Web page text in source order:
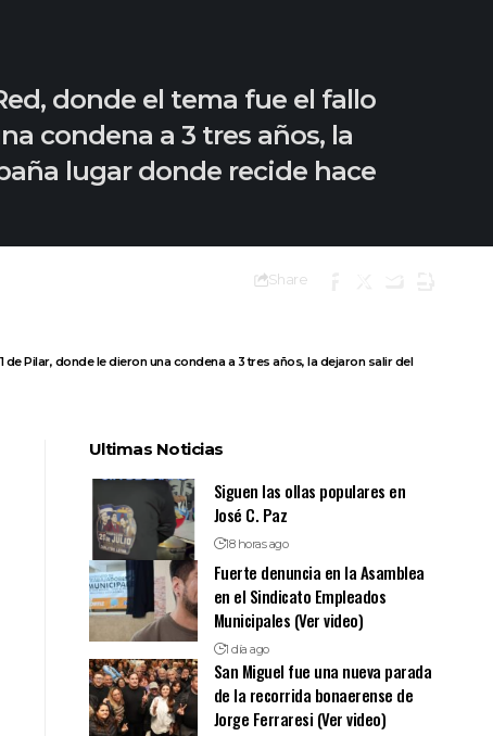
donde el tema fue el fallo
condena a 3 tres años, la
lugar donde recide hace
Share
Pilar, donde le dieron una condena a 3 tres años, la dejaron salir del
Ultimas Noticias
Siguen las ollas populares en
José C. Paz
18 horas ago
Fuerte denuncia en la Asamblea
en el Sindicato Empleados
Municipales (Ver video)
1 día ago
San Miguel fue una nueva parada
de la recorrida bonaerense de
Jorge Ferraresi (Ver video)